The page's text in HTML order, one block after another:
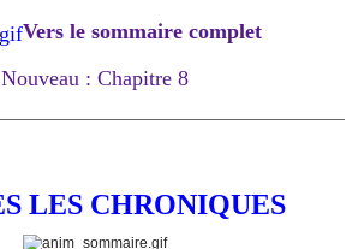
Vers le sommaire complet
Nouveau : Chapitre 8
LES CHRONIQUES